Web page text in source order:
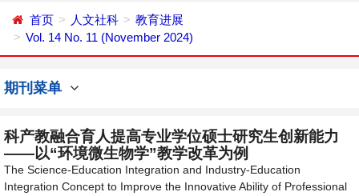
首页 人文社科
教育进展
Vol. 14 No. 11 (November 2024)
期刊菜单
科产教融合育人提高专业学位硕士研究生创新能力
——以“环境微生物学”教学改革为例
The Science-Education Integration and Industry-Education
Integration Concept to Improve the Innovative Ability of Professional